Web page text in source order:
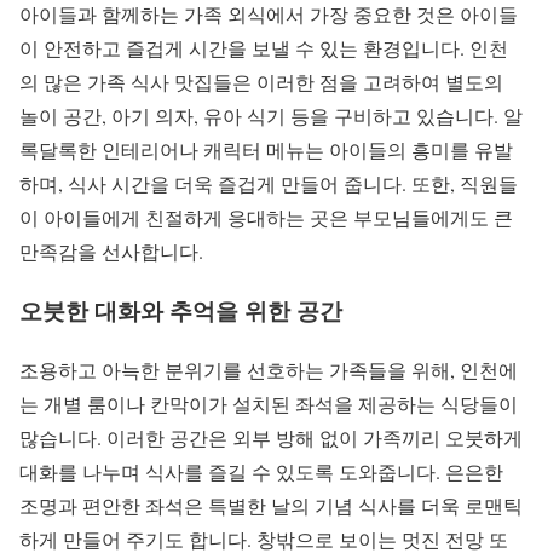
아이들과 함께하는 가족 외식에서 가장 중요한 것은 아이들
이 안전하고 즐겁게 시간을 보낼 수 있는 환경입니다. 인천
의 많은 가족 식사 맛집들은 이러한 점을 고려하여 별도의
놀이 공간, 아기 의자, 유아 식기 등을 구비하고 있습니다. 알
록달록한 인테리어나 캐릭터 메뉴는 아이들의 흥미를 유발
하며, 식사 시간을 더욱 즐겁게 만들어 줍니다. 또한, 직원들
이 아이들에게 친절하게 응대하는 곳은 부모님들에게도 큰
만족감을 선사합니다.
오붓한 대화와 추억을 위한 공간
조용하고 아늑한 분위기를 선호하는 가족들을 위해, 인천에
는 개별 룸이나 칸막이가 설치된 좌석을 제공하는 식당들이
많습니다. 이러한 공간은 외부 방해 없이 가족끼리 오붓하게
대화를 나누며 식사를 즐길 수 있도록 도와줍니다. 은은한
조명과 편안한 좌석은 특별한 날의 기념 식사를 더욱 로맨틱
하게 만들어 주기도 합니다. 창밖으로 보이는 멋진 전망 또